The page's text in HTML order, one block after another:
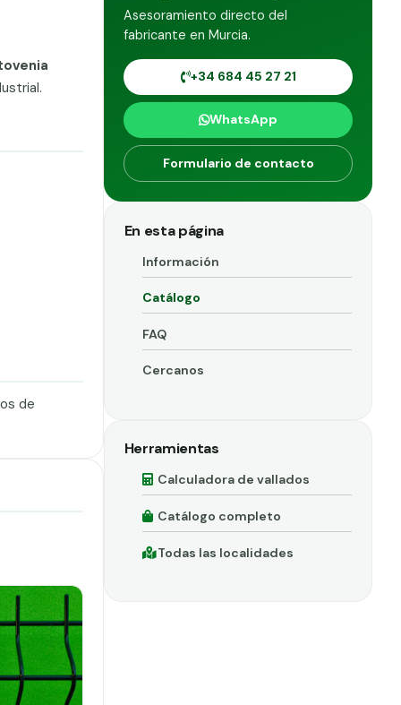
de
Asesoramiento directo del
fabricante en Murcia.
+34 684 45 27 21
WhatsApp
Formulario de contacto
En esta página
Información
Catálogo
FAQ
Cercanos
Herramientas
Calculadora de vallados
Catálogo completo
Todas las localidades